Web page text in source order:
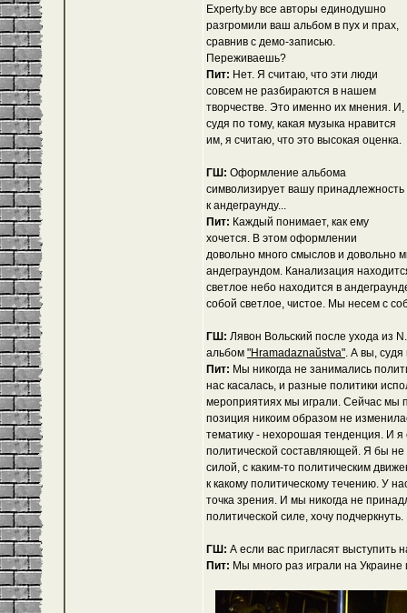
Experty.by все авторы единодушно
разгромили ваш альбом в пух и прах,
сравнив с демо-записью.
Переживаешь?
Пит: Нет. Я считаю, что эти люди
совсем не разбираются в нашем
творчестве. Это именно их мнения. И,
судя по тому, какая музыка нравится
им, я считаю, что это высокая оценка.
ГШ: Оформление альбома
символизирует вашу принадлежность
к андеграунду...
Пит: Каждый понимает, как ему
хочется. В этом оформлении
довольно много смыслов и довольно
андеграундом. Канализация
светлое небо находится в
собой светлое, чистое. Мы несем с
ГШ: Лявон Вольский после ухода из
альбом "Hramadaznaŭstva". А вы,
Пит: Мы никогда не занимались
нас касалась, и разные политики
мероприятиях мы играли. Сейчас мы
позиция никоим образом не
тематику - нехорошая тенденция. И я
политической составляющей. Я бы не
силой, с каким-то политическим
к какому политическому течению. У
точка зрения. И мы никогда не
политической силе, хочу
ГШ: А если вас пригласят выступить
Пит: Мы много раз играли на